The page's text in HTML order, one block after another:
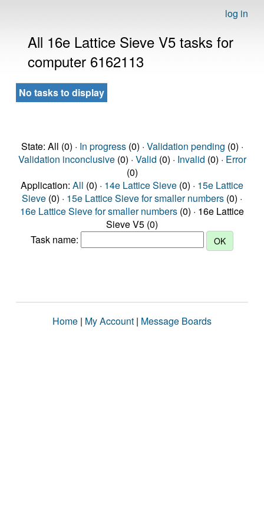
log in
All 16e Lattice Sieve V5 tasks for
computer 6162113
No tasks to display
State: All (0) · In progress(0) · Validation pending (0) ·
Validation inconclusive(0) · Valid (0) · Invalid (0) · Error
(0)
Application: All (0) · 14e Lattice Sieve (0) · 15e Lattice
Sieve (0) · 15e Lattice Sieve for smaller numbers (0) ·
16e Lattice Sieve for smaller numbers (0) · 16e Lattice
Sieve V5 (0)
Task name:
Home | My Account | Message Boards